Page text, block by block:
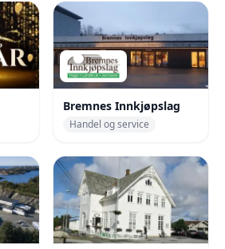
Bremnes Innkjøpslag
Handel og service